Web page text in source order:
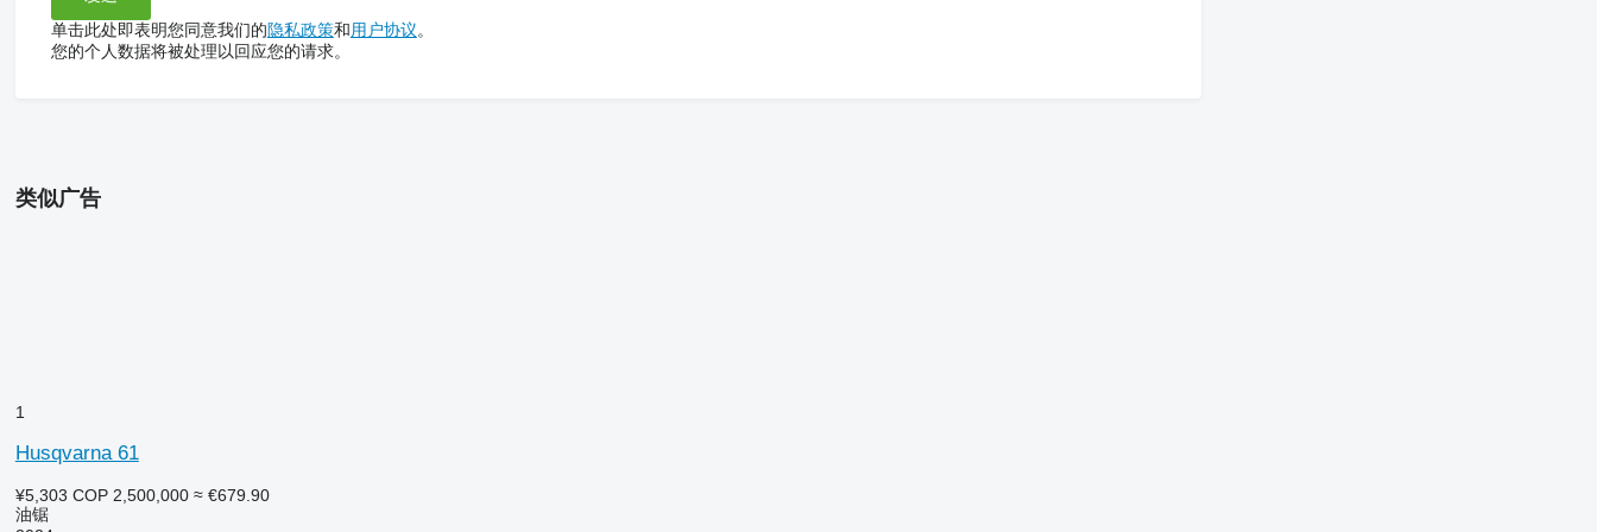
单击此处即表明您同意我们的隐私政策和用户协议。
您的个人数据将被处理以回应您的请求。
类似广告
1
Husqvarna 61
¥5,303 COP 2,500,000 ≈ €679.90
油锯